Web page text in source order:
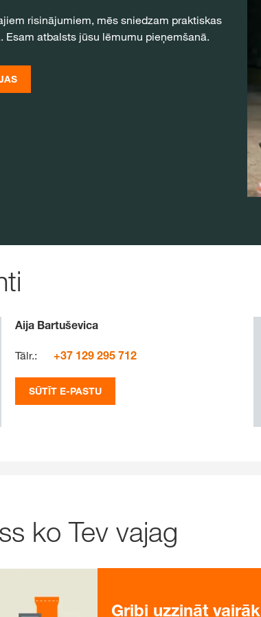
risinājumiem, mēs sniedzam praktiskas
Esam atbalsts jūsu lēmumu pieņemšanā.
Aija Bartuševica
Tālr.: +37 129 295 712
SŪTĪT E-PASTU
ko Tev vajag
Gribi uzzināt vairāk